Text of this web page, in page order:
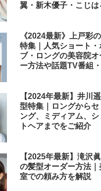
翼・新木優子・こじは
テムまとめ
《2024最新》上戸彩
特集｜人気ショート・
ブ・ロングの美容院オ
ー方法や話題TV番組
【2024年最新】井川
型特集｜ロングからセ
ング、ミディアム、シ
トヘアまでをご紹介
【2025年最新】滝沢
の髪型オーダー方法｜
室での頼み方を解説